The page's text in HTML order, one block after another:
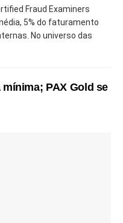
Fraud Examiners
5% do faturamento
No universo das
PAX Gold se